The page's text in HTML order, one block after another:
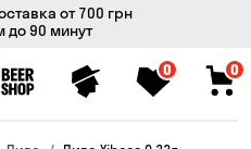
от 700 грн
до 90 минут
0 0